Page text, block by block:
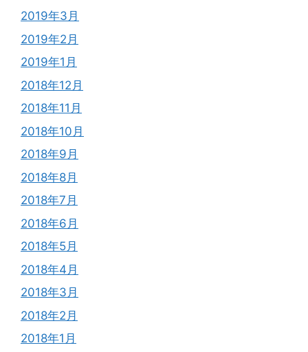
2019年3月
2019年2月
2019年1月
2018年12月
2018年11月
2018年10月
2018年9月
2018年8月
2018年7月
2018年6月
2018年5月
2018年4月
2018年3月
2018年2月
2018年1月